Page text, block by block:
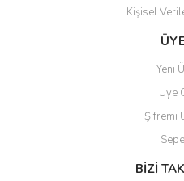
Kişisel
Yeni
Üye
Şifremi
BİZİ